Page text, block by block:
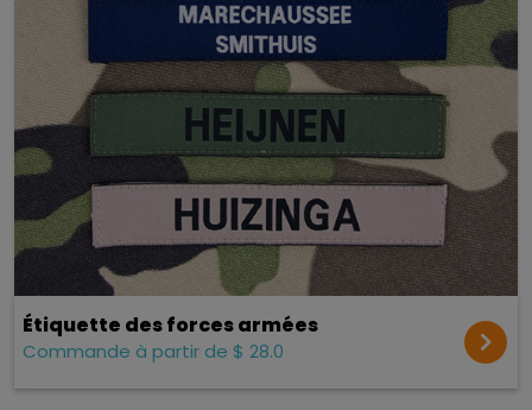
Étiquette des forces armées
Commande à partir de $ 28.0